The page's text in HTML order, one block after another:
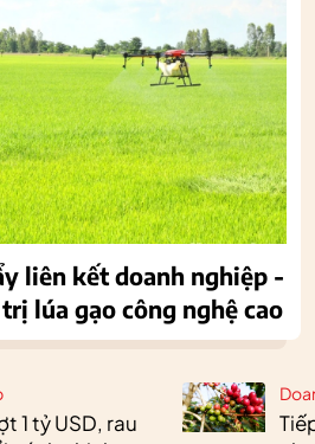
1 tỷ USD, rau
liên kết doanh nghiệp -
lúa gạo công nghệ cao